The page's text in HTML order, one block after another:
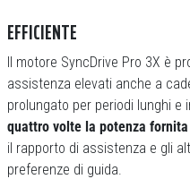
EFFICIENTE
Il motore SyncDrive Pro 3X è
assistenza elevati anche a
prolungato per periodi lunghi e
quattro volte la potenza
il rapporto di assistenza e gli
preferenze di guida.